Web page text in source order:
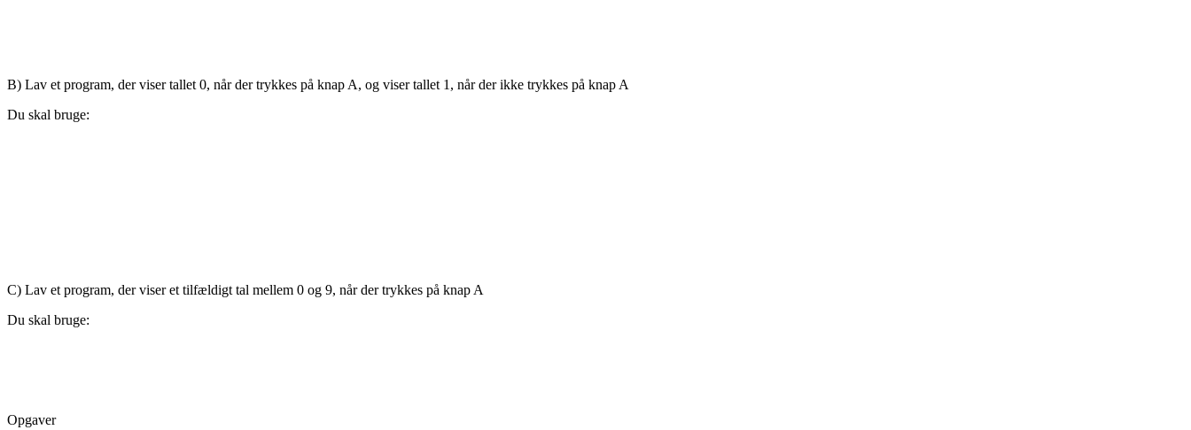
B) Lav et program, der viser tallet 0, når der trykkes på knap A, og viser tallet 1, når der ikke trykkes på knap A
Du skal bruge:
C) Lav et program, der viser et tilfældigt tal mellem 0 og 9, når der trykkes på knap A
Du skal bruge:
Opgaver